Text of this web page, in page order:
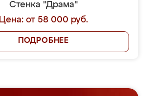
Стенка "Драма"
Цена: от 58 000 руб.
ПОДРОБНЕЕ